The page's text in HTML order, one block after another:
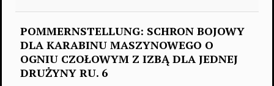
POMMERNSTELLUNG: SCHRON BOJOWY
DLA KARABINU MASZYNOWEGO O
OGNIU CZOŁOWYM Z IZBĄ DLA JEDNEJ
DRUŻYNY RU. 6